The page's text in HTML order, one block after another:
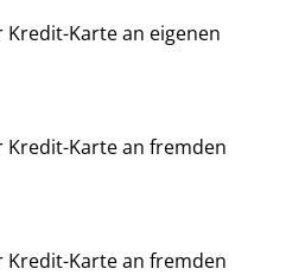
Karte an eigenen
Kredit-Karte an fremden
Kredit-Karte an fremden